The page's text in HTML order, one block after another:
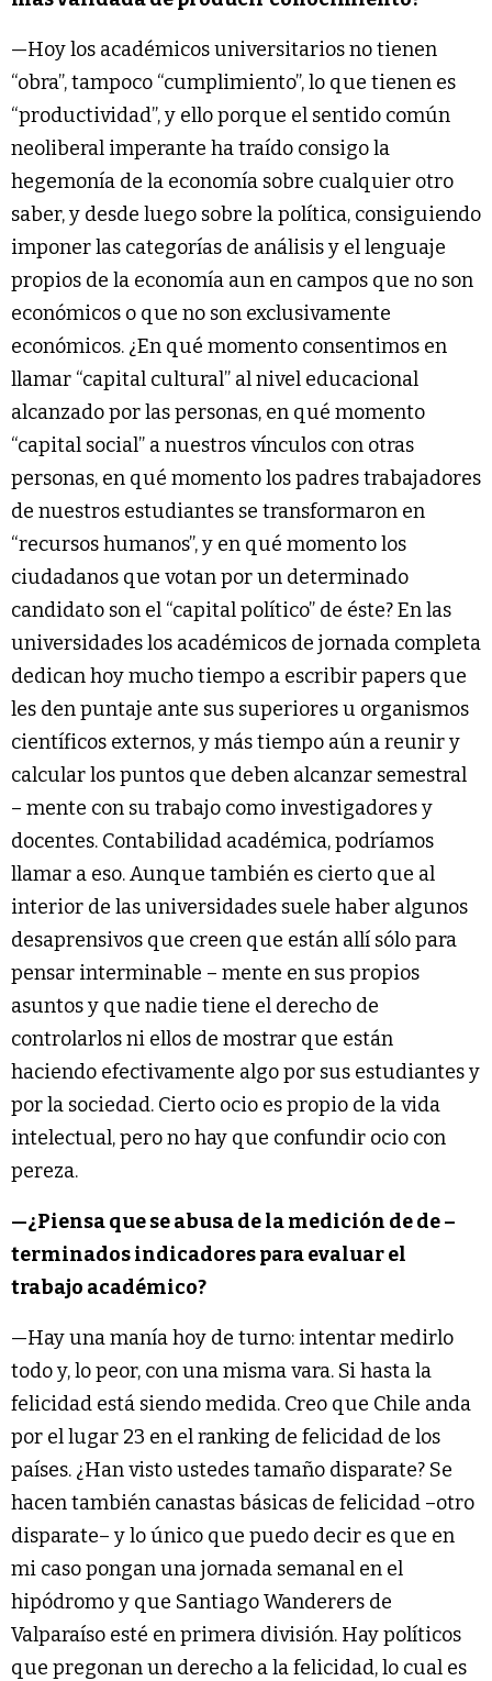
—Hoy los académicos universitarios no tienen
“obra”, tampoco “cumplimiento”, lo que tienen es
“productividad”, y ello porque el sentido común
neoliberal imperante ha traído consigo la
hegemonía de la economía sobre cualquier otro
saber, y desde luego sobre la política, consiguiendo
imponer las categorías de análisis y el lenguaje
propios de la economía aun en campos que no son
económicos o que no son exclusivamente
económicos. ¿En qué momento consentimos en
llamar “capital cultural” al nivel educacional
alcanzado por las personas, en qué momento
“capital social” a nuestros vínculos con otras
personas, en qué momento los padres trabajadores
de nuestros estudiantes se transformaron en
“recursos humanos”, y en qué momento los
ciudadanos que votan por un determinado
candidato son el “capital político” de éste? En las
universidades los académicos de jornada completa
dedican hoy mucho tiempo a escribir papers que
les den puntaje ante sus superiores u organismos
científicos externos, y más tiempo aún a reunir y
calcular los puntos que deben alcanzar semestral
– mente con su trabajo como investigadores y
docentes. Contabilidad académica, podríamos
llamar a eso. Aunque también es cierto que al
interior de las universidades suele haber algunos
desaprensivos que creen que están allí sólo para
pensar interminable – mente en sus propios
asuntos y que nadie tiene el derecho de
controlarlos ni ellos de mostrar que están
haciendo efectivamente algo por sus estudiantes y
por la sociedad. Cierto ocio es propio de la vida
intelectual, pero no hay que confundir ocio con
pereza.
—¿Piensa que se abusa de la medición de de –
terminados indicadores para evaluar el
trabajo académico?
—Hay una manía hoy de turno: intentar medirlo
todo y, lo peor, con una misma vara. Si hasta la
felicidad está siendo medida. Creo que Chile anda
por el lugar 23 en el ranking de felicidad de los
países. ¿Han visto ustedes tamaño disparate? Se
hacen también canastas básicas de felicidad –otro
disparate– y lo único que puedo decir es que en
mi caso pongan una jornada semanal en el
hipódromo y que Santiago Wanderers de
Valparaíso esté en primera división. Hay políticos
que pregonan un derecho a la felicidad, lo cual es